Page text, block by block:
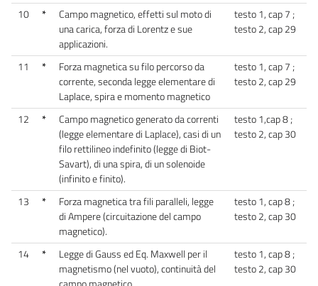
10 *
Campo magnetico, effetti sul moto di
una carica, forza di Lorentz e sue
applicazioni.
testo 1, cap 7 ;
testo 2, cap 29
11 *
Forza magnetica su filo percorso da
corrente, seconda legge elementare di
Laplace, spira e momento magnetico
testo 1, cap 7 ;
testo 2, cap 29
12 *
Campo magnetico generato da correnti
(legge elementare di Laplace), casi di un
filo rettilineo indefinito (legge di Biot-
Savart), di una spira, di un solenoide
(infinito e finito).
testo 1,cap 8 ;
testo 2, cap 30
13 *
Forza magnetica tra fili paralleli, legge
di Ampere (circuitazione del campo
magnetico).
testo 1, cap 8 ;
testo 2, cap 30
14 *
Legge di Gauss ed Eq. Maxwell per il
magnetismo (nel vuoto), continuità del
testo 1, cap 8 ;
testo 2, cap 30